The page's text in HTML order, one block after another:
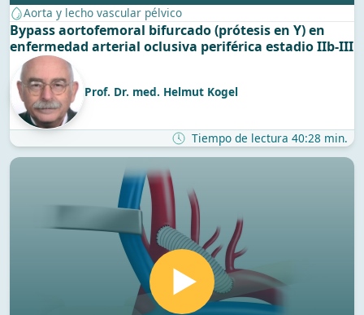
Aorta y lecho vascular pélvico
Bypass aortofemoral bifurcado (prótesis en Y) en
enfermedad arterial oclusiva periférica estadio IIb-III
Prof. Dr. med. Helmut Kogel
Tiempo de lectura 40:28 min.